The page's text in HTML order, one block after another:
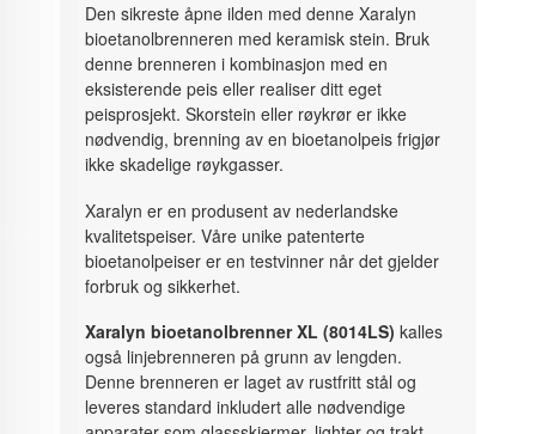
Den sikreste åpne ilden med denne Xaralyn
bioetanolbrenneren med keramisk stein. Bruk
denne brenneren i kombinasjon med en
eksisterende peis eller realiser ditt eget
peisprosjekt. Skorstein eller røykrør er ikke
nødvendig, brenning av en bioetanolpeis frigjør
ikke skadelige røykgasser.
Xaralyn er en produsent av nederlandske
kvalitetspeiser. Våre unike patenterte
bioetanolpeiser er en testvinner når det gjelder
forbruk og sikkerhet.
Xaralyn bioetanolbrenner XL (8014LS) kalles
også linjebrenneren på grunn av lengden.
Denne brenneren er laget av rustfritt stål og
leveres standard inkludert alle nødvendige